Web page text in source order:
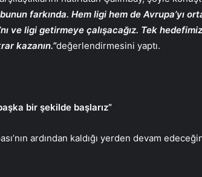
farkında. Hem ligi hem de Avrupa’yı
ve ligi getirmeye çalışacağız. Tek
kazanın.”değerlendirmesini yaptı.
bir şekilde başlarız”
ardından kaldığı yerden devam